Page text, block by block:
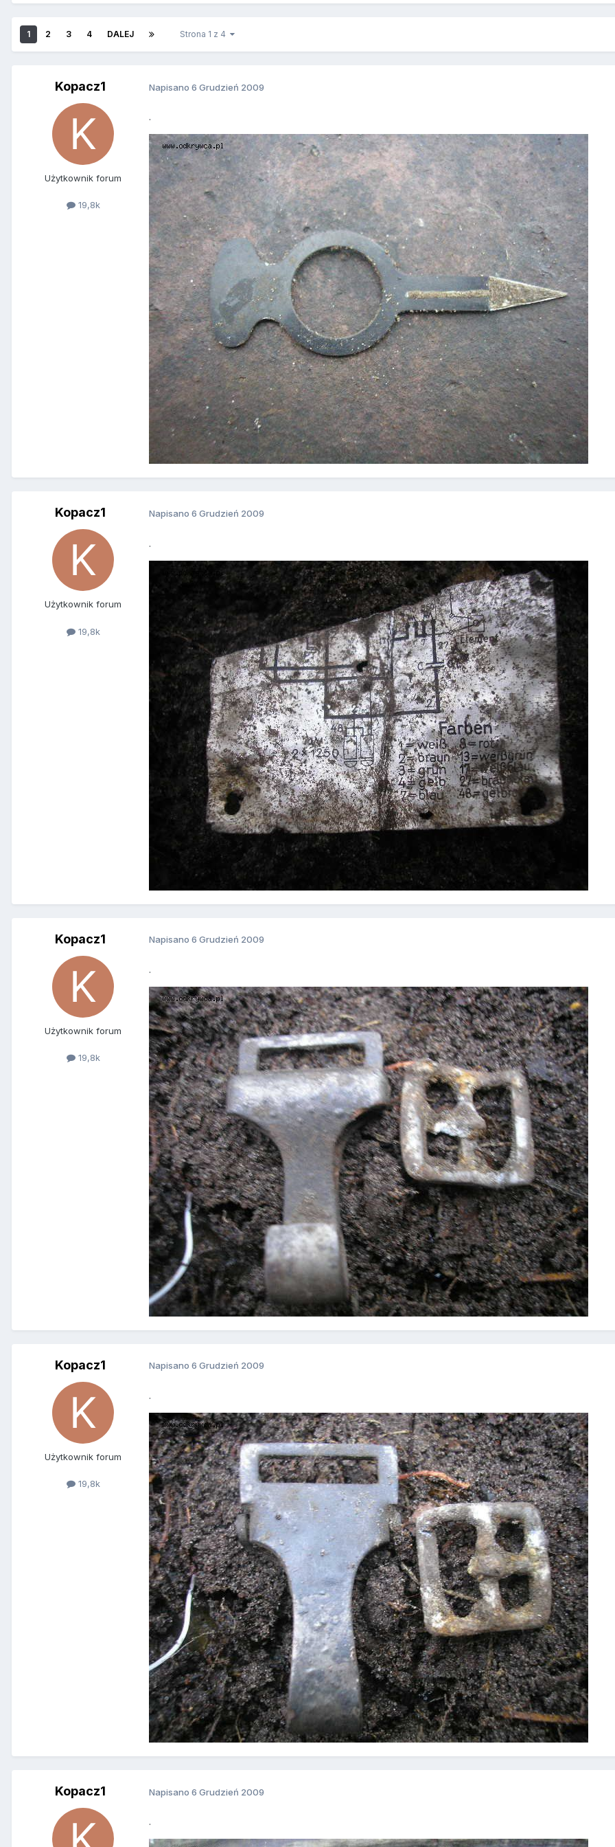
1 2 3 4 DALEJ Strona 1 z 4
Kopacz1
Użytkownik forum
19,8k
Napisano 6 Grudzień 2009
.
Kopacz1
Użytkownik forum
19,8k
Napisano 6 Grudzień 2009
.
Kopacz1
Użytkownik forum
19,8k
Napisano 6 Grudzień 2009
.
Kopacz1
Użytkownik forum
19,8k
Napisano 6 Grudzień 2009
.
Kopacz1 Napisano 6 Grudzień 2009
.